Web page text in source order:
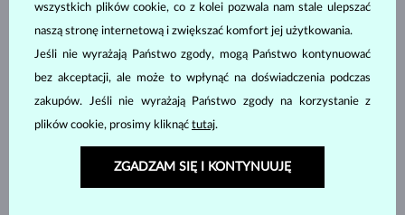
wszystkich plików cookie, co z kolei pozwala nam stale ulepszać
naszą stronę internetową i zwiększać komfort jej użytkowania.
Jeśli nie wyrażają Państwo zgody, mogą Państwo kontynuować
bez akceptacji, ale może to wpłynąć na doświadczenia podczas
zakupów. Jeśli nie wyrażają Państwo zgody na korzystanie z
plików cookie, prosimy kliknąć tutaj.
ZGADZAM SIĘ I KONTYNUUJĘ